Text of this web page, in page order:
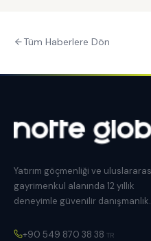
Tüm Haberlere Dön
Yatırım göçmenliği ve
gayrimenkul alanında 12 yıllık
deneyimle güvenilir danışmanlık.
+90 549 870 38 38 TR